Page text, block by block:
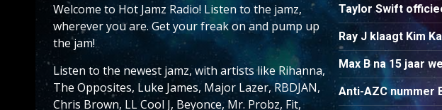
Welcome to Hot Jamz Radio! Listen to the jamz,
wherever you are. Get your freak on and pump up
the jam!
Listen to the newest jamz, with artists like Rihanna,
The Opposites, Luke James, Major Lazer, RBDJAN,
Chris Brown, LL Cool J, Beyonce, Mr. Probz, Fit,
Taylor Swift
Ray J klaagt Kim
Max B na 15 jaar
Anti-AZC nummer